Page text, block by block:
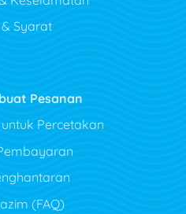
Syarat
Pesanan
Percetakan
(FAQ)